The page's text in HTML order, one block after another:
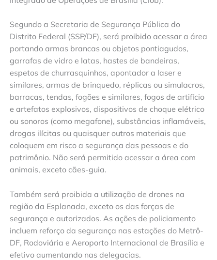
Segundo a Secretaria de Segurança Pública do
Distrito Federal (SSP/DF), será proibido acessar a área
portando armas brancas ou objetos pontiagudos,
garrafas de vidro e latas, hastes de bandeiras,
espetos de churrasquinhos, apontador a laser e
similares, armas de brinquedo, réplicas ou simulacros,
barracas, tendas, fogões e similares, fogos de artifício
e artefatos explosivos, dispositivos de choque elétrico
ou sonoros (como megafone), substâncias inflamáveis,
drogas ilícitas ou quaisquer outros materiais que
coloquem em risco a segurança das pessoas e do
patrimônio. Não será permitido acessar a área com
animais, exceto cães-guia.
Também será proibida a utilização de drones na
região da Esplanada, exceto os das forças de
segurança e autorizados. As ações de policiamento
incluem reforço da segurança nas estações do Metrô-
DF, Rodoviária e Aeroporto Internacional de Brasília e
efetivo aumentando nas delegacias.